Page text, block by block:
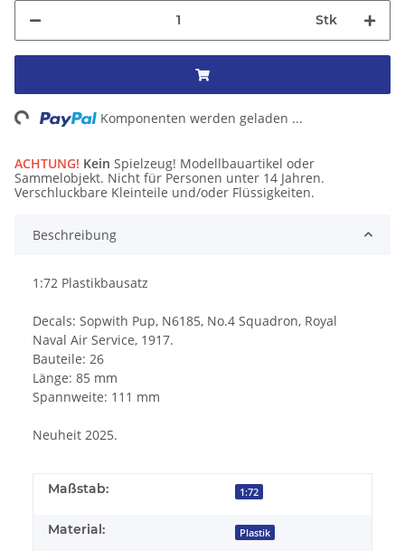
Stk
Komponenten werden geladen ...
ACHTUNG! Kein Spielzeug! Modellbauartikel oder
Sammelobjekt. Nicht für Personen unter 14 Jahren.
Verschluckbare Kleinteile und/oder Flüssigkeiten.
Beschreibung
1:72 Plastikbausatz
Decals: Sopwith Pup, N6185, No.4 Squadron, Royal
Naval Air Service, 1917.
Bauteile: 26
Länge: 85 mm
Spannweite: 111 mm
Neuheit 2025.
Maßstab: 1:72
Material: Plastik